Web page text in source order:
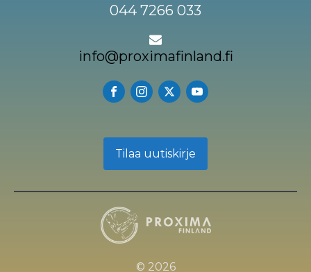
044 7266 033
info@proximafinland.fi
Tilaa uutiskirje
© 2026